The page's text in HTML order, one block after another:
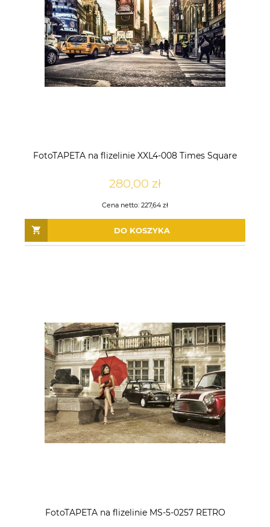
FotoTAPETA na flizelinie XXL4-008 Times Square
280,00 zł
Cena netto: 227,64 zł
DO KOSZYKA
FotoTAPETA na flizelinie MS-5-0257 RETRO